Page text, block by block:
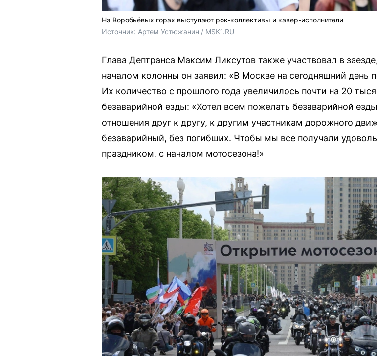
На Воробьёвых горах выступают рок-коллективы и кавер-исполнители
Источник: Артем Устюжанин / MSK1.RU
Глава Дептранса Максим Ликсутов также участвовал в
началом колонны он заявил: «В Москве на сегодняшний день
Их количество с прошлого года увеличилось почти на 20
безаварийной езды: «Хотел всем пожелать безаварийной
отношения друг к другу, к другим участникам дорожного
безаварийный, без погибших. Чтобы мы все получали
праздником, с началом мотосезона!»